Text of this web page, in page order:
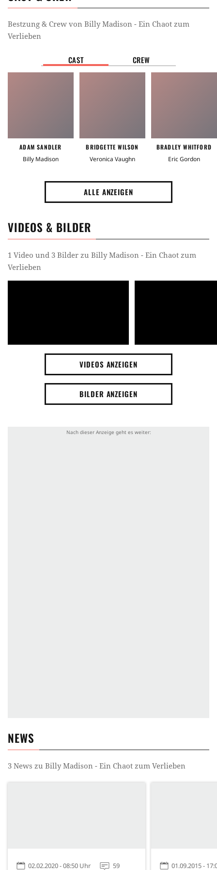
Bestzung & Crew von Billy Madison - Ein Chaot zum
Verlieben
CAST CREW
ADAM SANDLER
Billy Madison
BRIDGETTE WILSON
Veronica Vaughn
BRADLEY WHITFORD
Eric Gordon
ALLE ANZEIGEN
VIDEOS & BILDER
1 Video und 3 Bilder zu Billy Madison - Ein Chaot zum
Verlieben
VIDEOS ANZEIGEN
BILDER ANZEIGEN
NEWS
3 News zu Billy Madison - Ein Chaot zum Verlieben
02.02.2020 - 08:50 Uhr 59 01.09.2015 -